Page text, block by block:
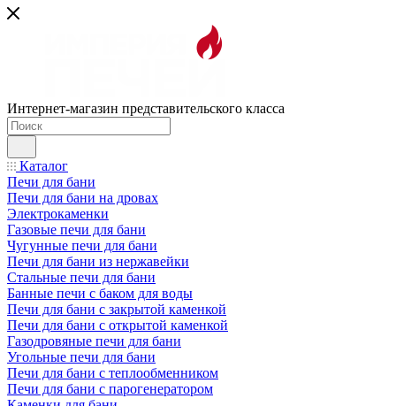
Интернет-магазин представительского класса
Каталог
Печи для бани
Печи для бани на дровах
Электрокаменки
Газовые печи для бани
Чугунные печи для бани
Печи для бани из нержавейки
Стальные печи для бани
Банные печи с баком для воды
Печи для бани с закрытой каменкой
Печи для бани с открытой каменкой
Газодровяные печи для бани
Угольные печи для бани
Печи для бани с теплообменником
Печи для бани с парогенератором